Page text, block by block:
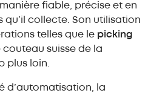
un pistolet pour picking ?
radio fréquence
codes-barres dans
fiable, précise et en
qu’il collecte. Son utilisation
telles que le picking
couteau suisse de la
plus loin.
d’automatisation, la